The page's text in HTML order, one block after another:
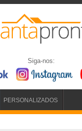
Siga-nos:
PERSONALIZADOS